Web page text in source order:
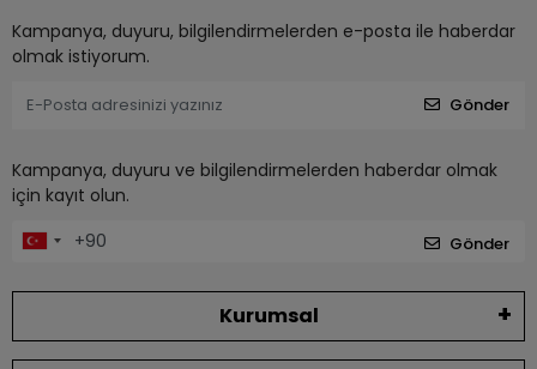
Kampanya, duyuru, bilgilendirmelerden e-posta ile haberdar
olmak istiyorum.
Gönder
Kampanya, duyuru ve bilgilendirmelerden haberdar olmak
için kayıt olun.
Gönder
Kurumsal